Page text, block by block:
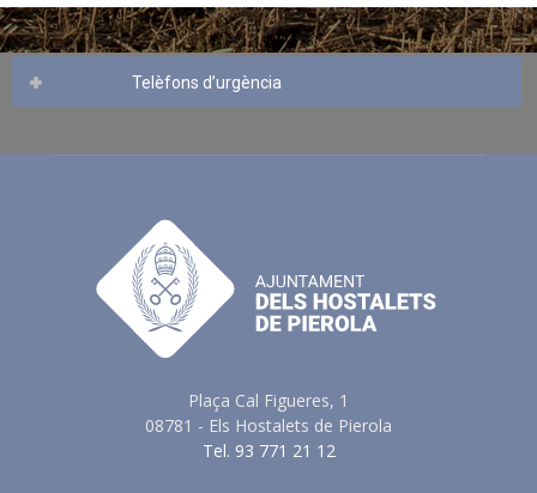
Telèfons d’urgència
Plaça Cal Figueres, 1
08781 - Els Hostalets de Pierola
Tel. 93 771 21 12